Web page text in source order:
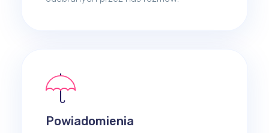
Powiadomienia